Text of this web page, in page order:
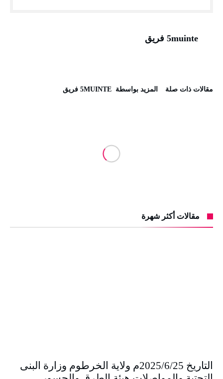
5muinte فريق
‫مقالات ذات صلة‬ ‫‫المزيد بواسطة‬ ‬ 5MUINTE فريق
مقالات أكثر شهرة
التاريخ 2025/6/25م ولاية الخرطوم وزارة البنى